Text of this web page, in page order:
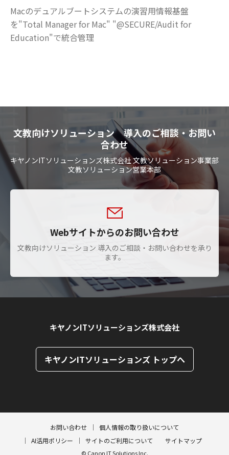
Macのデュアルブートシステムの演習用情報基盤
を"Total Manager for Mac" "@SECURE/Audit for
Education"で統合管理
文教向けソリューション 導入のご相談・お問い
合わせ
キヤノンITソリューションズ株式会社 文教ソリューション事業部
文教ソリューション営業本部
Webサイトからのお問い合わせ
文教向けソリューション 導入のご相談・お問い合わせを承り
ます。
キヤノンITソリューションズ株式会社
キヤノンITソリューションズ トップへ
お問い合わせ
個人情報の取り扱いについて
AI活用ポリシー
サイトのご利用について サイトマップ
© Canon IT Solutions Inc.